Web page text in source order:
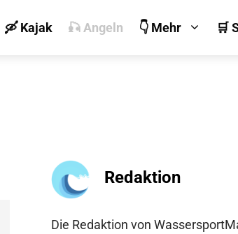
🛶 Kajak 🎣 Angeln 👇 Mehr 🛒
Redaktion
Die Redaktion von